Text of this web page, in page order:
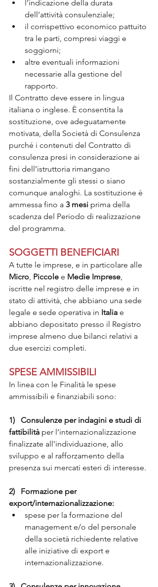
l’indicazione della durata
dell’attività consulenziale;
il corrispettivo economico pattuito
tra le parti, compresi viaggi e
soggiorni;
altre eventuali informazioni
necessarie alla gestione del
rapporto.
Il Contratto deve essere in lingua
italiana o inglese. È consentita la
sostituzione, ove adeguatamente
motivata, della Società di Consulenza
purché i contenuti del Contratto di
consulenza presi in considerazione ai
fini dell’istruttoria rimangano
sostanzialmente gli stessi o siano
comunque analoghi. La sostituzione è
ammessa fino a 3 mesi prima della
scadenza del Periodo di realizzazione
del programma.
SOGGETTI BENEFICIARI
A tutte le imprese, e in particolare alle
Micro Piccole e Medie Imprese
iscritte nel registro delle imprese e in
stato di attività, che abbiano una sede
legale e sede operativa in Italia e
abbiano depositato presso il Registro
imprese almeno due bilanci relativi a
due esercizi completi.
SPESE AMMISSIBILI
In linea con le Finalità le spese
ammissibili e finanziabili sono:
1)   Consulenze per indagini e studi di
fattibilità per l’internazionalizzazione
finalizzate all’individuazione, allo
sviluppo e al rafforzamento della
presenza sui mercati esteri di interesse.
2)   Formazione per
export/internazionalizzazione:
spese per la formazione del
management e/o del personale
della società richiedente relative
alle iniziative di export e
internazionalizzazione.